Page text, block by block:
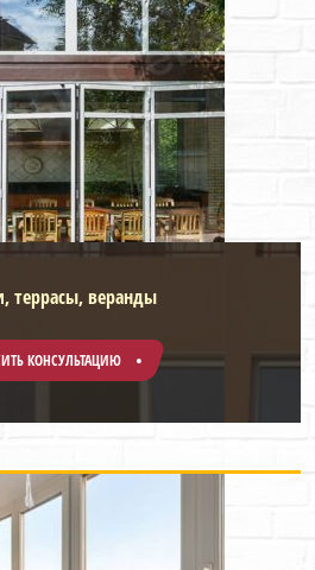
террасы, веранды
КОНСУЛЬТАЦИЮ